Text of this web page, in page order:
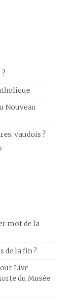
Nouveau
vaudois ?
mot de la
de la fin ?
Live
du Musée